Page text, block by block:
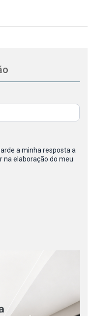
a minha resposta a
na elaboração do meu